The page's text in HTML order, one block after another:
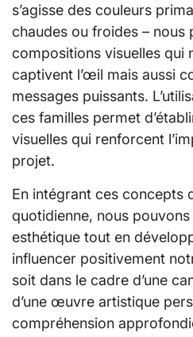
s’agisse des couleurs
chaudes ou froides – nous
compositions visuelles qui
captivent l’œil mais aussi
messages puissants.
ces familles permet
visuelles qui renforcent
projet.
En intégrant ces concepts
quotidienne, nous
esthétique tout en
influencer positivement
soit dans le cadre d’une
d’une œuvre artistique
compréhension